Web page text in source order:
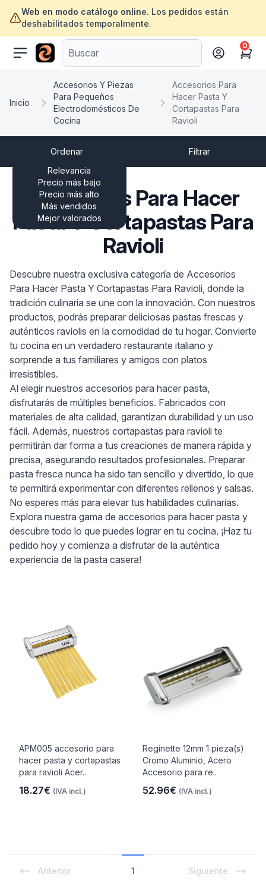
Web en modo catálogo online. Los pedidos están
deshabilitados temporalmente.
ofertasinformatica.com
Cart
0
Inicio
Accesorios Y Piezas
Para Pequeños
Electrodomésticos De
Cocina
Accesorios Para
Hacer Pasta Y
Cortapastas Para
Ravioli
Ordenar
Relevancia
Precio más bajo
Precio más alto
Más vendidos
Mejor valorados
Filtrar
Accesorios Para Hacer
Pasta Y Cortapastas Para
Ravioli
Descubre nuestra exclusiva categoría de Accesorios
Para Hacer Pasta Y Cortapastas Para Ravioli, donde la
tradición culinaria se une con la innovación. Con nuestros
productos, podrás preparar deliciosas pastas frescas y
auténticos raviolis en la comodidad de tu hogar. Convierte
tu cocina en un verdadero restaurante italiano y
sorprende a tus familiares y amigos con platos
irresistibles.
Al elegir nuestros accesorios para hacer pasta,
disfrutarás de múltiples beneficios. Fabricados con
materiales de alta calidad, garantizan durabilidad y un uso
fácil. Además, nuestros cortapastas para ravioli te
permitirán dar forma a tus creaciones de manera rápida y
precisa, asegurando resultados profesionales. Preparar
pasta fresca nunca ha sido tan sencillo y divertido, lo que
te permitirá experimentar con diferentes rellenos y salsas.
No esperes más para elevar tus habilidades culinarias.
Explora nuestra gama de accesorios para hacer pasta y
descubre todo lo que puedes lograr en tu cocina. ¡Haz tu
pedido hoy y comienza a disfrutar de la auténtica
experiencia de la pasta casera!
APM005 accesorio para
hacer pasta y cortapastas
para ravioli Acer..
18.27€ (IVA incl.)
Reginette 12mm 1 pieza(s)
Cromo Aluminio, Acero
Accesorio para re..
52.96€ (IVA incl.)
Anterior 1 Siguiente